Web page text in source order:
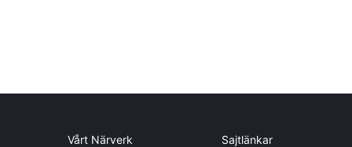
Vårt Närverk Sajtlänkar